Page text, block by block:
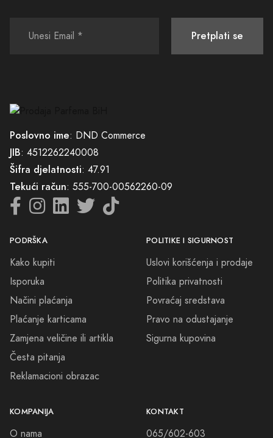
Pretplati se
Poslovno ime: DND Commerce
JIB: 4512262240008
Šifra djelatnosti: 47.91
Tekući račun: 555-700-00562260-09
PODRŠKA
Kako kupiti
Isporuka
Načini plaćanja
Plaćanje karticama
Zamjena veličine ili artikla
Česta pitanja
Reklamacioni obrazac
POLITIKE I SIGURNOST
Uslovi korišćenja i prodaje
Politika privatnosti
Povraćaj sredstava
Pravo na odustajanje
Sigurna kupovina
KOMPANIJA
O nama
KONTAKT
065/602-603